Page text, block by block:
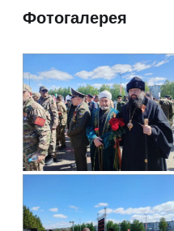
Фотогалерея